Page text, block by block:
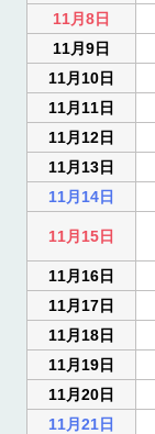
11月8日
11月9日
11月10日
11月11日
11月12日
11月13日
11月14日
11月15日
11月16日
11月17日
11月18日
11月19日
11月20日
11月21日